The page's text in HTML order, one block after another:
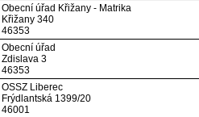
Obecní úřad Křižany - Matrika
Křižany 340
46353
Obecní úřad
Zdislava 3
46353
OSSZ Liberec
Frýdlantská 1399/20
46001